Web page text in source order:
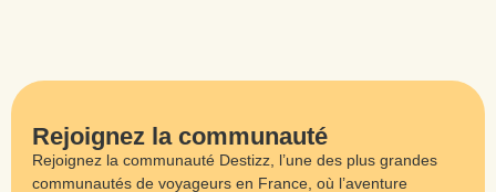
Rejoignez la communauté
Rejoignez la communauté Destizz, l’une des plus grandes
communautés de voyageurs en France, où l’aventure